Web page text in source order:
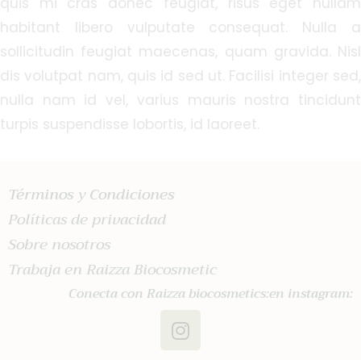
habitant libero vulputate consequat. Nulla a
sollicitudin feugiat maecenas, quam gravida. Nisl
dis volutpat nam, quis id sed ut. Facilisi integer sed,
nulla nam id vel, varius mauris nostra tincidunt
turpis suspendisse lobortis, id laoreet.
Términos y Condiciones
Políticas de privacidad
Sobre nosotros
Trabaja en Raizza Biocosmetic
Conecta con Raizza biocosmetics:en instagram: